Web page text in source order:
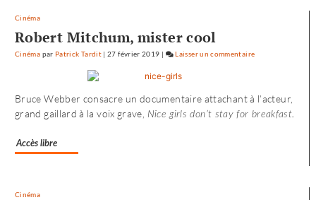
Cinéma
Robert Mitchum, mister cool
Cinéma par Patrick Tardit |27 février 2019 | Laisser un commentaire
l’Ouest
de
Bruce Webber consacre un documentaire attachant à l’acteur,
grand gaillard à la voix grave, Nice girls don’t stay for breakfast.
Accès libre
Cinéma